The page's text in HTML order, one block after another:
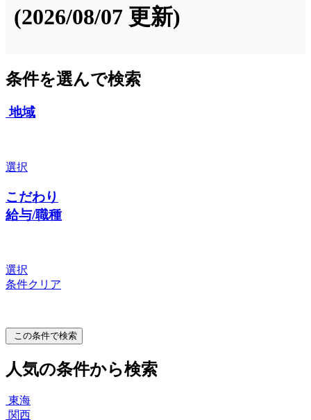
(2026/08/07 更新)
条件を選んで検索
地域
選択
こだわり
給与/職種
選択
条件クリア
この条件で検索
人気の条件から検索
東海
関西